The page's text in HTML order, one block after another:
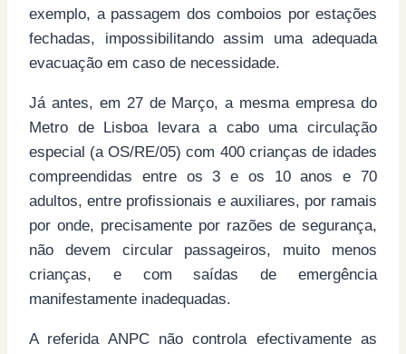
exemplo, a passagem dos comboios por estações
fechadas, impossibilitando assim uma adequada
evacuação em caso de necessidade.
Já antes, em 27 de Março, a mesma empresa do
Metro de Lisboa levara a cabo uma circulação
especial (a OS/RE/05) com 400 crianças de idades
compreendidas entre os 3 e os 10 anos e 70
adultos, entre profissionais e auxiliares, por ramais
por onde, precisamente por razões de segurança,
não devem circular passageiros, muito menos
crianças, e com saídas de emergência
manifestamente inadequadas.
A referida ANPC não controla efectivamente as